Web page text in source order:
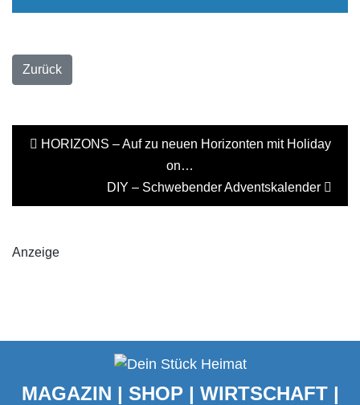
Zurück
HORIZONS – Auf zu neuen Horizonten mit Holiday
on…
DIY – Schwebender Adventskalender
Anzeige
MAGAZIN | SHOP | WIRTSCHAFT |